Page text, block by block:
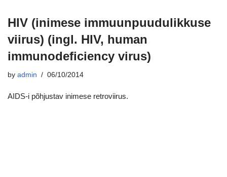
HIV (inimese immuunpuudulikkuse
viirus) (ingl. HIV, human
immunodeficiency virus)
by admin 06/10/2014
AIDS-i põhjustav inimese retroviirus.